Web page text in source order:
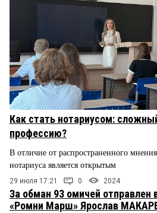
Как стать нотариусом:
профессию?
В отличие от распространенного
нотариуса является открытым
29 июля 17:21 0 2024
За обман 93 омичей отправлен
«Ромни Марш» Ярослав